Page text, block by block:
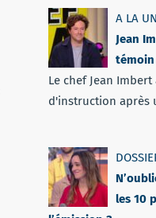
A LA
Jean
témoin
Le chef Jean
d'instruction après
les 10